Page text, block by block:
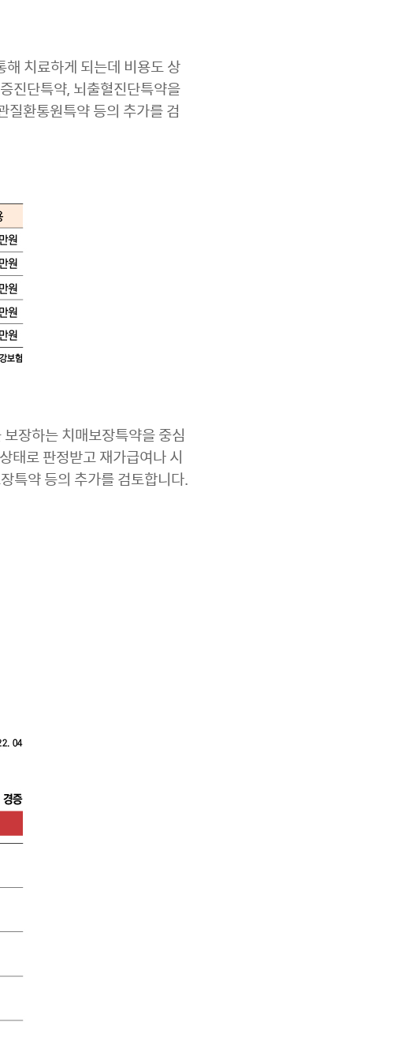
치료하게 되는데 비용도 상
진단특약, 뇌출혈진단특약을
질환통원특약 등의 추가를 검
장하는 치매보장특약을 중심
태로 판정받고 재가급여나 시
특약 등의 추가를 검토합니다.